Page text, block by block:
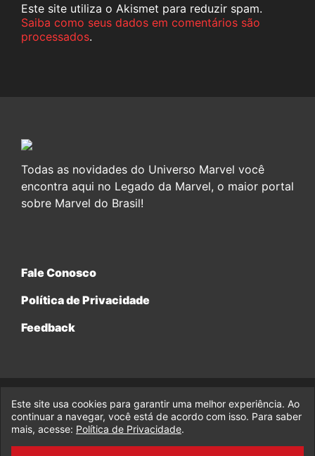
Este site utiliza o Akismet para reduzir spam.
Saiba como seus dados em comentários são
processados.
Todas as novidades do Universo Marvel você
encontra aqui no Legado da Marvel, o maior portal
sobre Marvel do Brasil!
Fale Conosco
Política de Privacidade
Feedback
© 2017-2026 Legado da Marvel, uma empresa da Legado
Enterprises.
fabiolobo
Este site usa cookies para garantir uma melhor experiência. Ao
continuar a navegar, você está de acordo com isso. Para saber
mais, acesse: Política de Privacidade.